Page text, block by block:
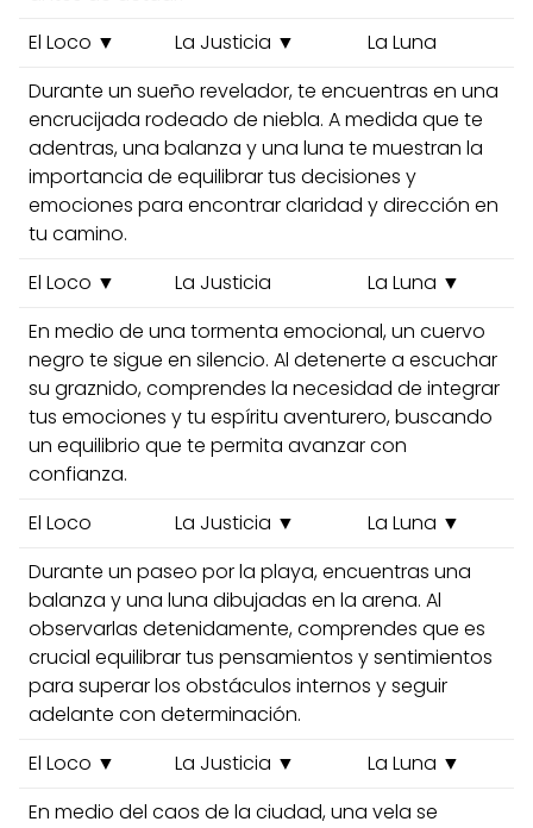
El Loco ▼
La Justicia ▼
La Luna
Durante un sueño revelador, te encuentras en una
encrucijada rodeado de niebla. A medida que te
adentras, una balanza y una luna te muestran la
importancia de equilibrar tus decisiones y
emociones para encontrar claridad y dirección en
tu camino.
El Loco ▼
La Justicia
La Luna ▼
En medio de una tormenta emocional, un cuervo
negro te sigue en silencio. Al detenerte a escuchar
su graznido, comprendes la necesidad de integrar
tus emociones y tu espíritu aventurero, buscando
un equilibrio que te permita avanzar con
confianza.
El Loco
La Justicia ▼
La Luna ▼
Durante un paseo por la playa, encuentras una
balanza y una luna dibujadas en la arena. Al
observarlas detenidamente, comprendes que es
crucial equilibrar tus pensamientos y sentimientos
para superar los obstáculos internos y seguir
adelante con determinación.
El Loco ▼
La Justicia ▼
La Luna ▼
En medio del caos de la ciudad, una vela se